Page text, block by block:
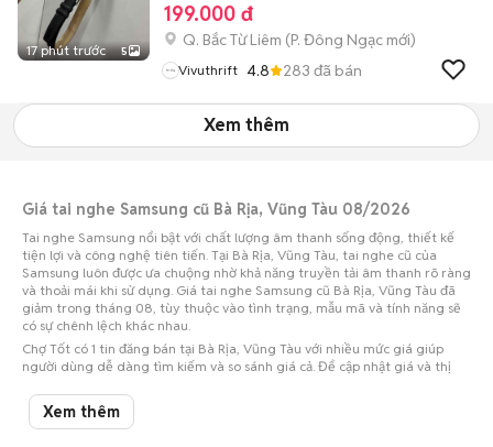
17 phút trước 5
199.000 đ
Q. Bắc Từ Liêm (P. Đông Ngạc mới)
Vivuthrift 4.8 283 đã bán
Xem thêm
Giá tai nghe Samsung cũ Bà Rịa, Vũng Tàu 08/2026
Tai nghe Samsung nổi bật với chất lượng âm thanh sống động, thiết kế
tiện lợi và công nghệ tiên tiến. Tại Bà Rịa, Vũng Tàu, tai nghe cũ của
Samsung luôn được ưa chuộng nhờ khả năng truyền tải âm thanh rõ ràng
và thoải mái khi sử dụng. Giá tai nghe Samsung cũ Bà Rịa, Vũng Tàu đã
giảm trong tháng 08, tùy thuộc vào tình trạng, mẫu mã và tính năng sẽ
có sự chênh lệch khác nhau.
Chợ Tốt có 1 tin đăng bán tại Bà Rịa, Vũng Tàu với nhiều mức giá giúp
người dùng dễ dàng tìm kiếm và so sánh giá cả. Để cập nhật giá và thị
tham khảo các thông tin mới nhất trên Chợ Tốt.
Lưu ý:Mức giá được tổng hợp từ các tin đăng trên Chợ Tốt, chỉ mang tính
Xem thêm